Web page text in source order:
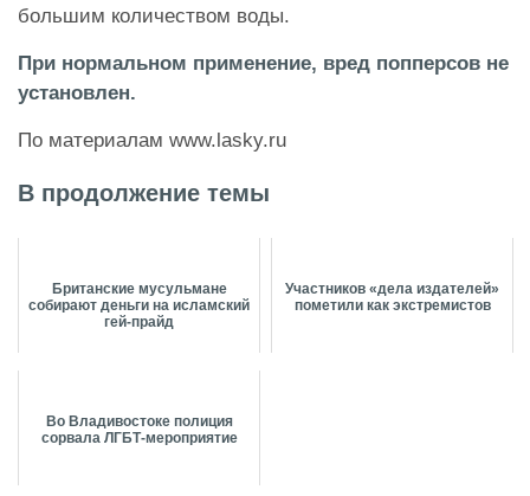
большим количеством воды.
При нормальном применение, вред попперсов не
установлен.
По материалам www.lasky.ru
В продолжение темы
Британские мусульмане
собирают деньги на исламский
гей-прайд
Участников «дела издателей»
пометили как экстремистов
Во Владивостоке полиция
сорвала ЛГБТ-мероприятие